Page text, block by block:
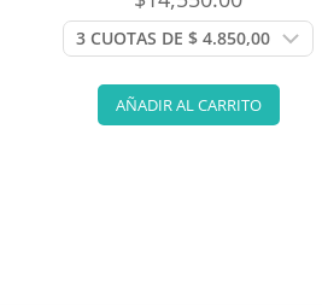
AÑADIR AL CARRITO